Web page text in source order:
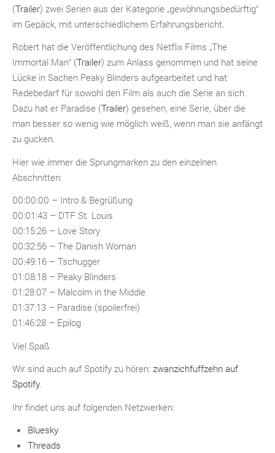
(Trailer) zwei Serien aus der Kategorie „gewöhnungsbedürftig“
im Gepäck, mit unterschiedlichem Erfahrungsbericht.
Robert hat die Veröffentlichung des Netflix Films „The
Immortal Man“ (Trailer) zum Anlass genommen und hat seine
Lücke in Sachen Peaky Blinders aufgearbeitet und hat
Redebedarf für sowohl den Film als auch die Serie an sich.
Dazu hat er Paradise (Trailer) gesehen, eine Serie, über die
man besser so wenig wie möglich weiß, wenn man sie anfängt
zu gucken.
Hier wie immer die Sprungmarken zu den einzelnen
Abschnitten:
00:00:00 – Intro & Begrüßung
00:01:43 – DTF St. Louis
00:15:26 – Love Story
00:32:56 – The Danish Woman
00:49:16 – Tschugger
01:08:18 – Peaky Blinders
01:28:07 – Malcolm in the Middle
01:37:13 – Paradise (spoilerfrei)
01:46:28 – Epilog
Viel Spaß.
Wir sind auch auf Spotify zu hören: zwanzichfuffzehn auf
Spotify.
Ihr findet uns auf folgenden Netzwerken:
Bluesky
Threads